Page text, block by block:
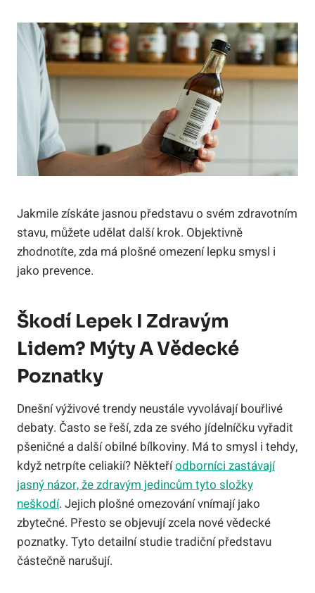
Jakmile získáte jasnou představu o svém zdravotním
stavu, můžete udělat další krok. Objektivně
zhodnotíte, zda má plošné omezení lepku smysl i
jako prevence.
Škodí Lepek I Zdravým
Lidem? Mýty A Vědecké
Poznatky
Dnešní výživové trendy neustále vyvolávají bouřlivé
debaty. Často se řeší, zda ze svého jídelníčku vyřadit
pšeničné a další obilné bílkoviny. Má to smysl i tehdy,
když netrpíte celiakií? Někteříodborníci zastávají
jasný názor, že zdravým jedincům tyto složky
neškodí. Jejich plošné omezování vnímají jako
zbytečné. Přesto se objevují zcela nové vědecké
poznatky. Tyto detailní studie tradiční představu
částečně narušují.